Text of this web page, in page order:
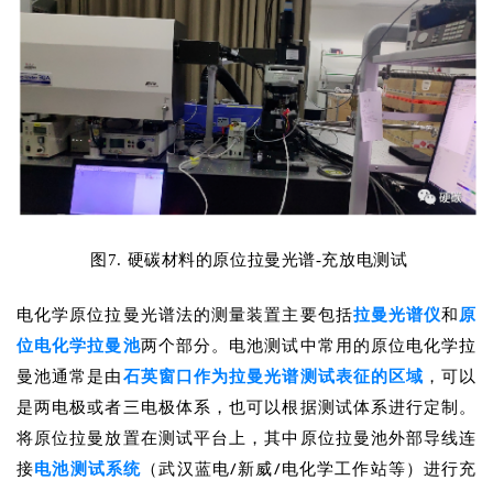
图7. 硬碳材料的原位拉曼光谱-充放电测试
电化学原位拉曼光谱法的测量装置主要包括拉曼光谱仪和 原
位电化学拉曼池两个部分。电池测试中常用的原位电化学拉
曼池通常是由石英窗口作为拉曼光谱测试表征的区域 ，可以
是两电极或者三电极体系，也可以根据测试体系进行定制。
将原位拉曼放置在测试平台上，其中原位拉曼池外部导线连
接电池测试系统 （武汉蓝电/新威/电化学工作站等）进行充